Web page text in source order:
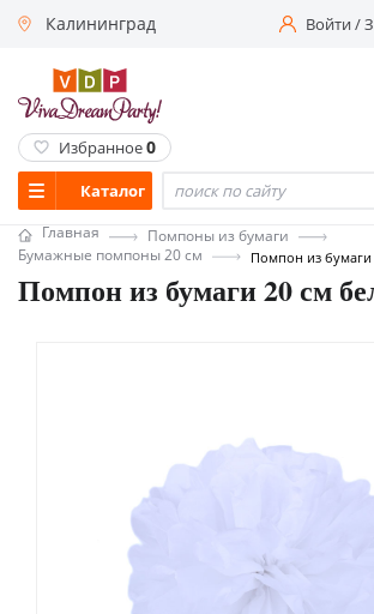
Калининград Войти/
Каталог
Избранное0
Главная
Помпоны из бумаги
Бумажные помпоны 20 см
Помпон из бумаги
Помпон из бумаги 20 см